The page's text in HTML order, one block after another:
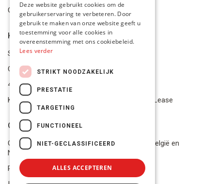
Geschillen
Klantenservice
Service Center
Onze winkel
4.9 op 5 gescoord op Trustpilot
Koop je materiaal op afbetaling met Pro Gear Lease
Onze beloftes
Gratis verzending naar jou thuis vanaf €49 in België en
Nederland
Razendsnel advies
ENGLISH
Deze website gebruikt cookies om de
gebruikerservaring te verbeteren. Door
gebruik te maken van onze website geeft u
toestemming voor alle cookies in
overeenstemming met ons cookiebeleid.
Lees verder
STRIKT NOODZAKELIJK
PRESTATIE
TARGETING
FUNCTIONEEL
NIET-GECLASSIFICEERD
ALLES ACCEPTEREN